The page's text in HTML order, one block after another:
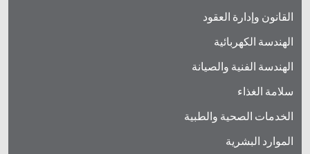
القانون وإدارة العقود
الهندسة الكهربائية
الهندسة الفنية والصيانة
سلامة الغذاء
الخدمات الصحية والطبية
الموارد البشرية